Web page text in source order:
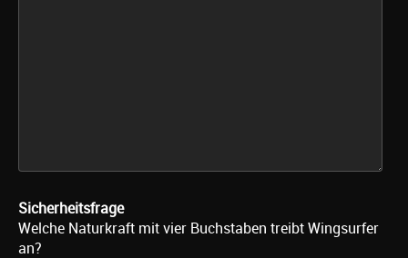
Sicherheitsfrage
Welche Naturkraft mit vier Buchstaben treibt Wingsurfer
an?